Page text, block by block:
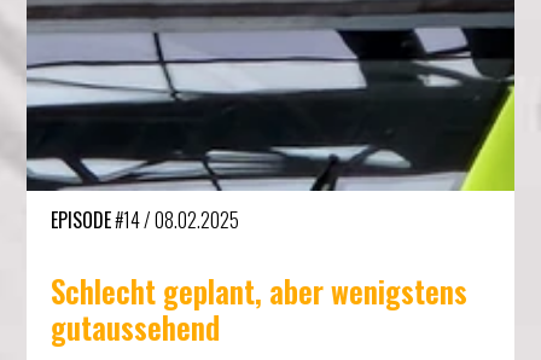
EPISODE#14/08.02.2025
Schlecht geplant, aber wenigstens
gutaussehend